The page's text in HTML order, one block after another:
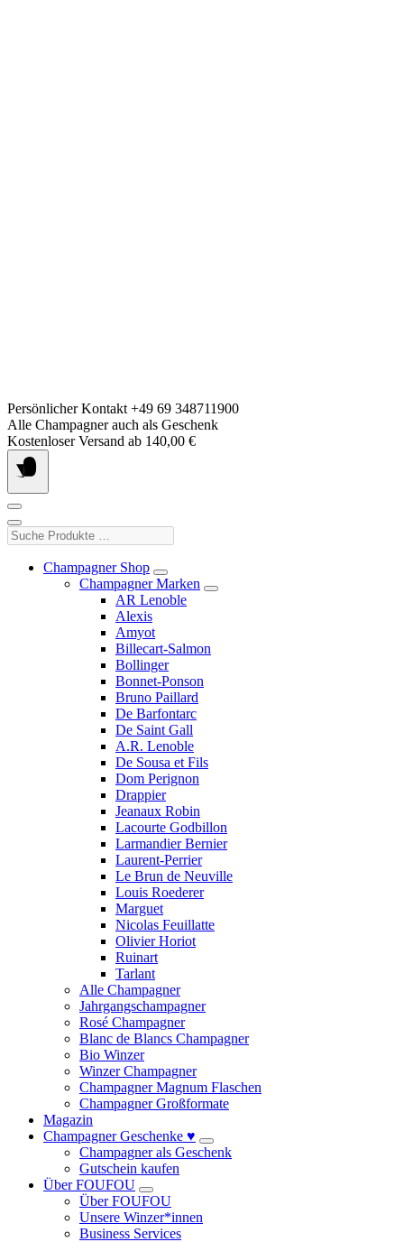
Springe
zum
Inhalt
Persönlicher Kontakt +49 69 348711900
Alle Champagner auch als Geschenk
Kostenloser Versand ab 140,00 €
Suche
Produkte
Champagner Shop
Champagner Marken
AR Lenoble
Alexis
Amyot
Billecart-Salmon
Bollinger
Bonnet-Ponson
Bruno Paillard
De Barfontarc
De Saint Gall
A.R. Lenoble
De Sousa et Fils
Dom Perignon
Drappier
Jeanaux Robin
Lacourte Godbillon
Larmandier Bernier
Laurent-Perrier
Le Brun de Neuville
Louis Roederer
Marguet
Nicolas Feuillatte
Olivier Horiot
Ruinart
Tarlant
Alle Champagner
Jahrgangschampagner
Rosé Champagner
Blanc de Blancs Champagner
Bio Winzer
Winzer Champagner
Champagner Magnum Flaschen
Champagner Großformate
Magazin
Champagner Geschenke ♥
Champagner als Geschenk
Gutschein kaufen
Über FOUFOU
Über FOUFOU
Unsere Winzer*innen
Business Services